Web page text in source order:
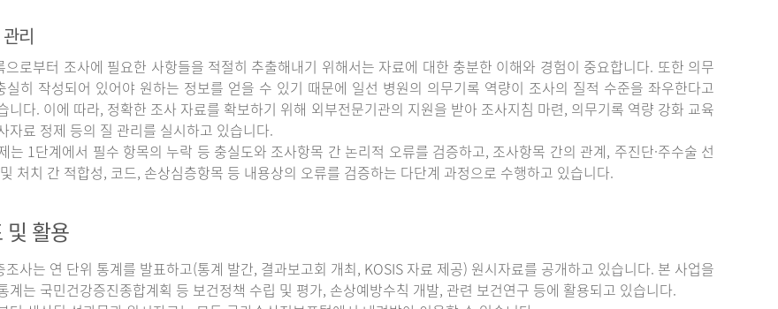
리
으로부터 조사에 필요한 사항들을 적절히 추출해내기 위해서는 자료에 대한 충분한 이해와 경험이 중요합니다. 또한 의무
실히 작성되어 있어야 원하는 정보를 얻을 수 있기 때문에 일선 병원의 의무기록 역량이 조사의 질적 수준을 좌우한다고
니다. 이에 따라, 정확한 조사 자료를 확보하기 위해 외부전문기관의 지원을 받아 조사지침 마련, 의무기록 역량 강화 교육
자료 정제 등의 질 관리를 실시하고 있습니다.
는 1단계에서 필수 항목의 누락 등 충실도와 조사항목 간 논리적 오류를 검증하고, 조사항목 간의 관계, 주진단·주수술 선
처치 간 적합성, 코드, 손상심층항목 등 내용상의 오류를 검증하는 다단계 과정으로 수행하고 있습니다.
및 활용
조사는 연 단위 통계를 발표하고(통계 발간, 결과보고회 개최, KOSIS 자료 제공) 원시자료를 공개하고 있습니다. 본 사업을
계는 국민건강증진종합계획 등 보건정책 수립 및 평가, 손상예방수칙 개발, 관련 보건연구 등에 활용되고 있습니다.